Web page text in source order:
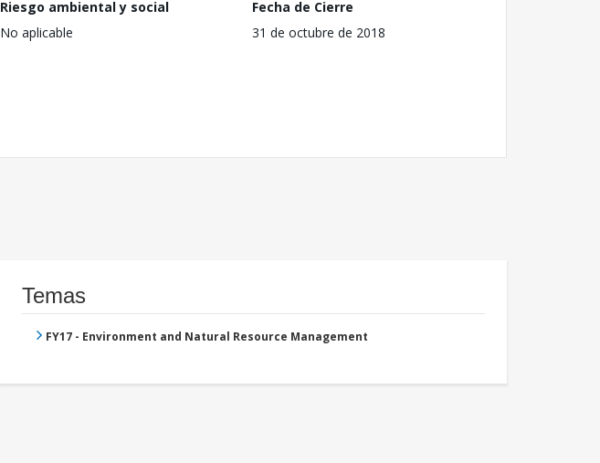
Riesgo ambiental y social
No aplicable
Fecha de Cierre
31 de octubre de 2018
Temas
FY17 - Environment and Natural Resource Management